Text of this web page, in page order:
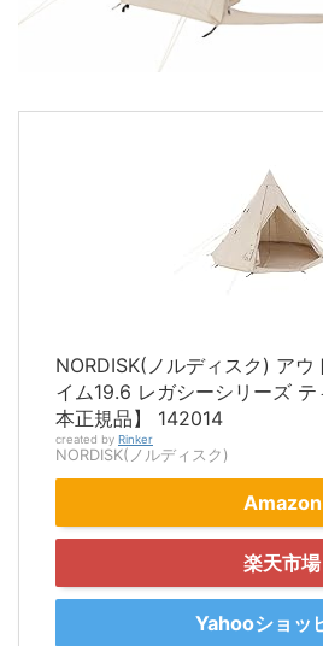
NORDISK(ノルディスク) ア
イム19.6 レガシーシリーズ
本正規品】 142014
created by Rinker
NORDISK(ノルディスク)
Amazon
楽天市場
Yahooショッ